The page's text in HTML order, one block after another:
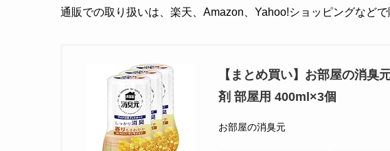
通販での取り扱いは、楽天、Amazon、Yahoo!ショッピングなどで
【まとめ買い】お部屋の消臭
剤 部屋用 400ml×3個
お部屋の消臭元